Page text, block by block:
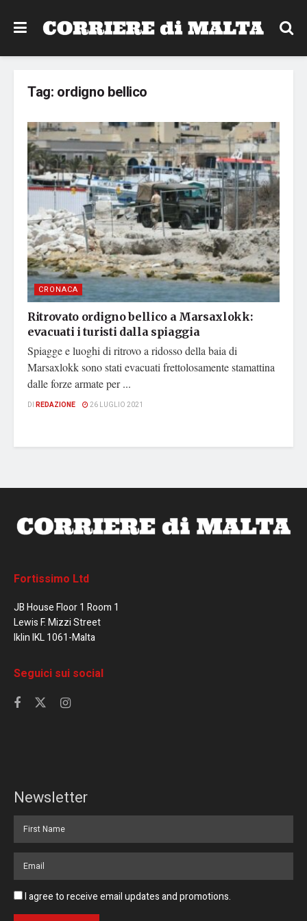
Tag: ordigno bellico
CRONACA
Ritrovato ordigno bellico a Marsaxlokk:
evacuati i turisti dalla spiaggia
Spiagge e luoghi di ritrovo a ridosso della baia di
Marsaxlokk sono stati evacuati frettolosamente stamattina
dalle forze armate per ...
DI REDAZIONE 26 LUGLIO 2021
Fortissimo Ltd
JB House Floor 1 Room 1
Lewis F. Mizzi Street
Iklin IKL 1061-Malta
Seguici sui social
Newsletter
I agree to receive email updates and promotions.